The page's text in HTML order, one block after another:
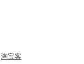
淘宝客